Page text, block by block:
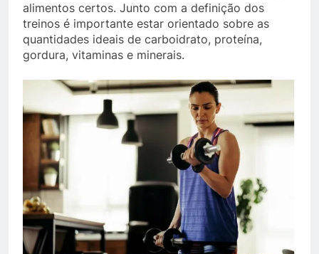
alimentos certos. Junto com a definição dos
treinos é importante estar orientado sobre as
quantidades ideais de carboidrato, proteína,
gordura, vitaminas e minerais.